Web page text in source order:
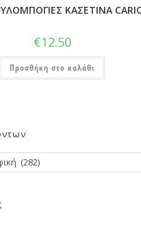
ΚΑΣΕΤΙΝΑ
€12.50
Προσθήκη στο καλάθι